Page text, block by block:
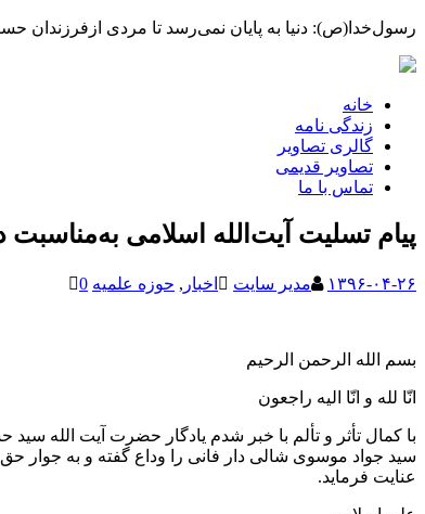
رسول‌خدا(ص): دنیا به پایان نمی‌رسد تا مردی ازفرزندان
خانه
زندگی نامه
گالری تصاویر
تصاویر قدیمی
تماس با ما
پیام تسلیت آیت‌الله اسلامی
۱۳۹۶-۰۴-۲۶ مدیر سایت اخبار , حوزه علمیه 0
بسم الله الرحمن الرحیم
انّا لله و انّا الیه راجعون
با کمال تأثر و تألم با خبر شدم یادگار حضرت آیت الله
سید جواد موسوی شالی دار فانی را وداع گفته و به جوار
عنایت فرماید.